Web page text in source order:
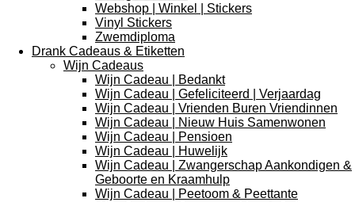
Webshop | Winkel | Stickers
Vinyl Stickers
Zwemdiploma
Drank Cadeaus & Etiketten
Wijn Cadeaus
Wijn Cadeau | Bedankt
Wijn Cadeau | Gefeliciteerd | Verjaardag
Wijn Cadeau | Vrienden Buren Vriendinnen
Wijn Cadeau | Nieuw Huis Samenwonen
Wijn Cadeau | Pensioen
Wijn Cadeau | Huwelijk
Wijn Cadeau | Zwangerschap Aankondigen &
Geboorte en Kraamhulp
Wijn Cadeau | Peetoom & Peettante